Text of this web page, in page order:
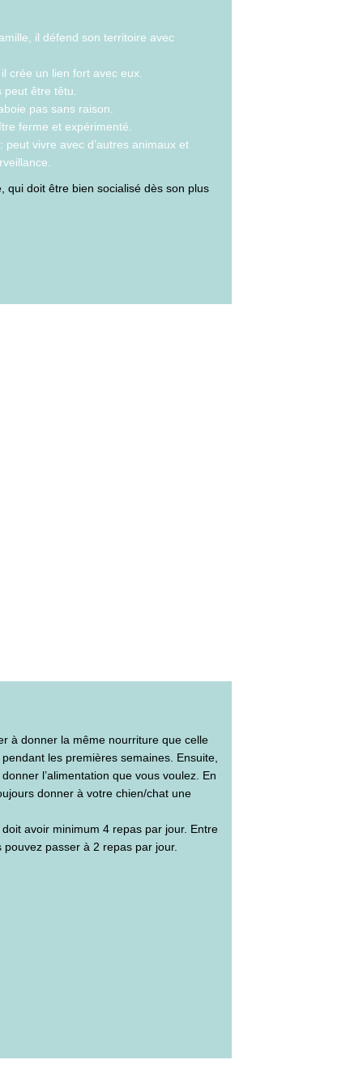
il défend son territoire avec
crée un lien fort avec eux.
peut être têtu.
pas sans raison.
ferme et expérimenté.
peut vivre avec d’autres animaux et
qui doit être bien socialisé dès son plus
à donner la même nourriture que celle
les premières semaines. Ensuite,
l’alimentation que vous voulez. En
donner à votre chien/chat une
avoir minimum 4 repas par jour. Entre
passer à 2 repas par jour.